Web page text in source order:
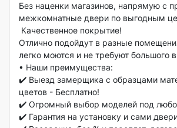
Без наценки магазинов, напрямую с
межкомнатные двери по выгодным
Отлично подойдут в разные
легко моются и не требуют большого
• Наши преимущества:
✔️ Выезд замерщика с образцами
цветов - Бесплатно!
✔️ Огромный выбор моделей под
✔️ Гарантия на установку и сами